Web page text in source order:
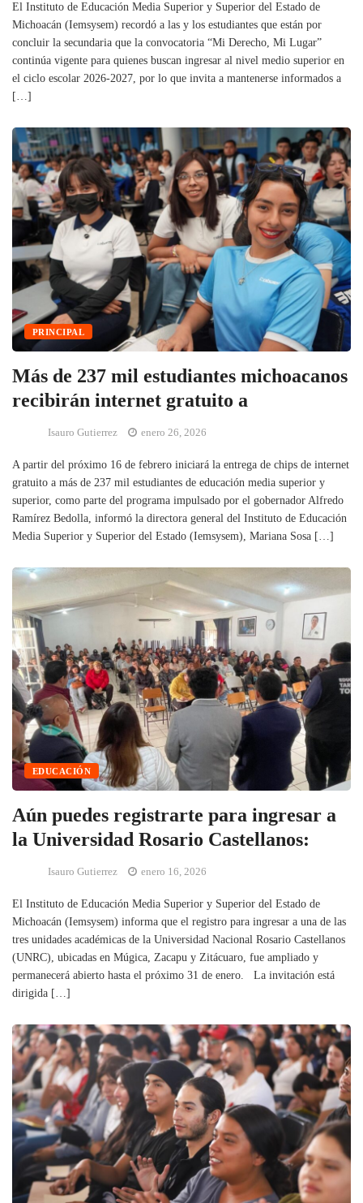
El Instituto de Educación Media Superior y Superior del Estado de
Michoacán (Iemsysem) recordó a las y los estudiantes que están por
concluir la secundaria que la convocatoria “Mi Derecho, Mi Lugar”
continúa vigente para quienes buscan ingresar al nivel medio superior en
el ciclo escolar 2026-2027, por lo que invita a mantenerse informados a
[…]
PRINCIPAL
Más de 237 mil estudiantes michoacanos
recibirán internet gratuito a
Isauro Gutierrez enero 26, 2026
A partir del próximo 16 de febrero iniciará la entrega de chips de internet
gratuito a más de 237 mil estudiantes de educación media superior y
superior, como parte del programa impulsado por el gobernador Alfredo
Ramírez Bedolla, informó la directora general del Instituto de Educación
Media Superior y Superior del Estado (Iemsysem), Mariana Sosa […]
EDUCACIÓN
Aún puedes registrarte para ingresar a
la Universidad Rosario Castellanos:
Isauro Gutierrez enero 16, 2026
El Instituto de Educación Media Superior y Superior del Estado de
Michoacán (Iemsysem) informa que el registro para ingresar a una de las
tres unidades académicas de la Universidad Nacional Rosario Castellanos
(UNRC), ubicadas en Múgica, Zacapu y Zitácuaro, fue ampliado y
permanecerá abierto hasta el próximo 31 de enero. La invitación está
dirigida […]